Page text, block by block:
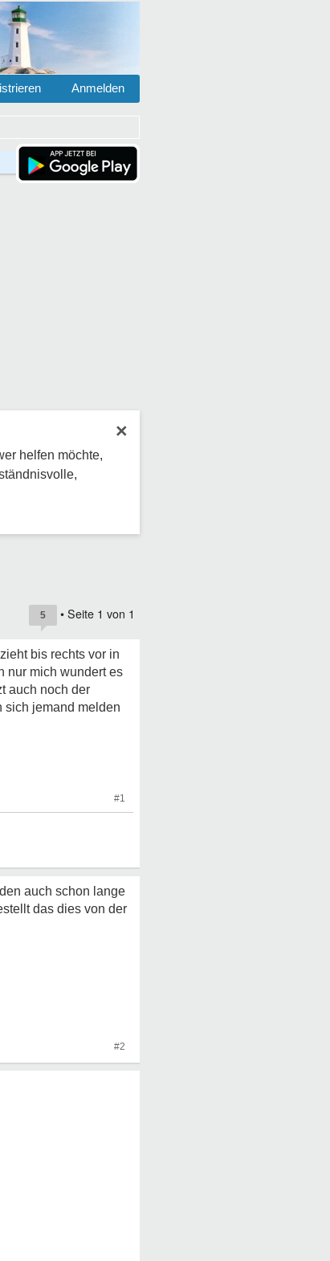
Anmelden
×
helfen möchte,
5 • Seite 1 von 1
bis rechts vor in
nur mich wundert es
auch noch der
sich jemand melden
#1
auch schon lange
das dies von der
#2